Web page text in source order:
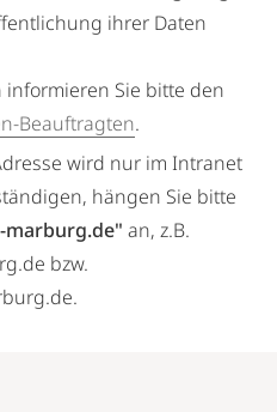
ihrer Daten
Sie bitte den
Beauftragten.
wird nur im Intranet
hängen Sie bitte
marburg.de" an, z.B.
bzw.